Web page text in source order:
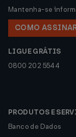
Mantenha-se
COMO
LIGUE GRÁTIS
0800 202 5544
PRODUTOS E
Banco de Dados